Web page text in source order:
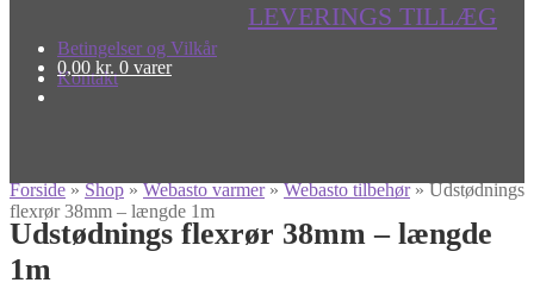
LEVERINGS TILLÆG
Betingelser og Vilkår
Kontakt
0,00 kr. 0 varer
Forside»Shop»Webasto varmer»Webasto tilbehør»Udstødnings
flexrør 38mm – længde 1m
Udstødnings flexrør 38mm – længde
1m